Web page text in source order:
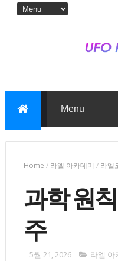
Home / 라엘 아카데미 / 라엘
과학 원
주
5월 21, 2026 라엘 아